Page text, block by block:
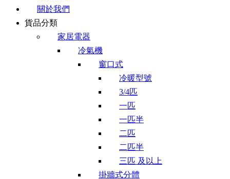
關於我們
貨品分類
家居電器
冷氣機
窗口式
冷暖型號
3/4匹
一匹
一匹半
二匹
二匹半
三匹 及以上
掛牆式分體